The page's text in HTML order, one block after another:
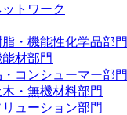
トワーク
・機能性化学品部門
材部門
コンシューマー部門
・無機材料部門
ューション部門